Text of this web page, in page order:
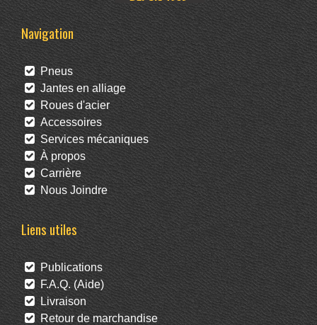
Navigation
Pneus
Jantes en alliage
Roues d'acier
Accessoires
Services mécaniques
À propos
Carrière
Nous Joindre
Liens utiles
Publications
F.A.Q. (Aide)
Livraison
Retour de marchandise